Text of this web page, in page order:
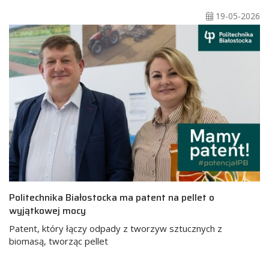
19-05-2026
Politechnika Białostocka ma patent na pellet o
wyjątkowej mocy
Patent, który łączy odpady z tworzyw sztucznych z
biomasą, tworząc pellet